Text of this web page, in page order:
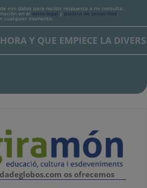
mis datos para recibir respuesta a mi consulta.
en el aviso legal y política de privacidad.
cualquier momento.
os ofrecemos